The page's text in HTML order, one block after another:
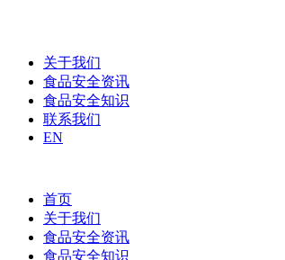
关于我们
食品安全资讯
食品安全知识
联系我们
EN
首页
关于我们
食品安全资讯
食品安全知识